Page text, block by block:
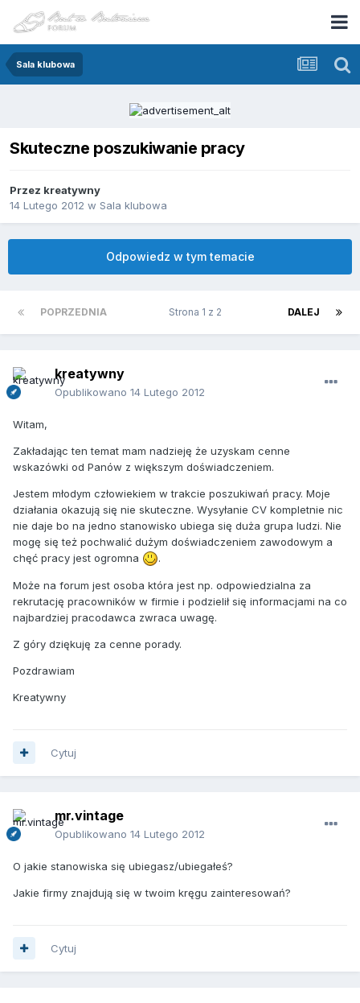
Sala klubowa
Skuteczne poszukiwanie pracy
Przez kreatywny
14 Lutego 2012 w Sala klubowa
Odpowiedz w tym temacie
POPRZEDNIA DALEJ
Strona 1 z 2
kreatywny
Opublikowano 14 Lutego 2012
Witam,
Zakładając ten temat mam nadzieję że uzyskam cenne
wskazówki od Panów z większym doświadczeniem.
Jestem młodym człowiekiem w trakcie poszukiwań pracy. Moje
działania okazują się nie skuteczne. Wysyłanie CV kompletnie nic
nie daje bo na jedno stanowisko ubiega się duża grupa ludzi. Nie
mogę się też pochwalić dużym doświadczeniem zawodowym a
chęć pracy jest ogromna
.
Może na forum jest osoba która jest np. odpowiedzialna za
rekrutację pracowników w firmie i podzielił się informacjami na co
najbardziej pracodawca zwraca uwagę.
Z góry dziękuję za cenne porady.
Pozdrawiam
Kreatywny
Cytuj
mr.vintage
Opublikowano 14 Lutego 2012
O jakie stanowiska się ubiegasz/ubiegałeś?
Jakie firmy znajdują się w twoim kręgu zainteresowań?
Cytuj